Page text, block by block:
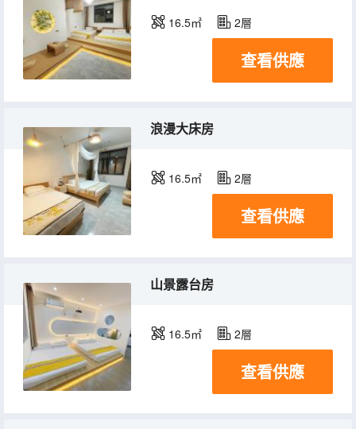
16.5㎡ 2層
查看供應
浪漫大床房
16.5㎡ 2層
查看供應
山景露台房
16.5㎡ 2層
查看供應